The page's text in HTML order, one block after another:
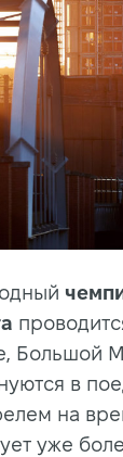
Большой
в
на
уже